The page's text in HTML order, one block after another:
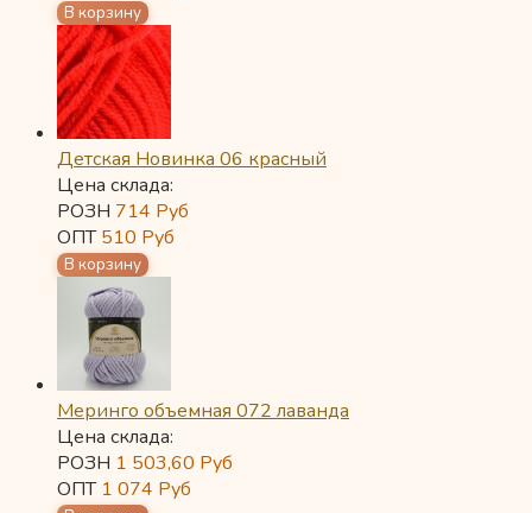
Детская Новинка 06 красный
Цена склада:
РОЗН 714 Руб
ОПТ510 Руб
Меринго объемная 072 лаванда
Цена склада:
РОЗН 1 503,60 Руб
ОПТ 1 074 Руб